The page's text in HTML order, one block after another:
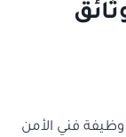
فني الأمن